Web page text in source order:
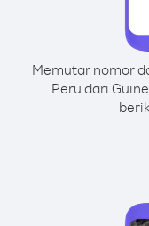
Memutar nomor
Peru dari